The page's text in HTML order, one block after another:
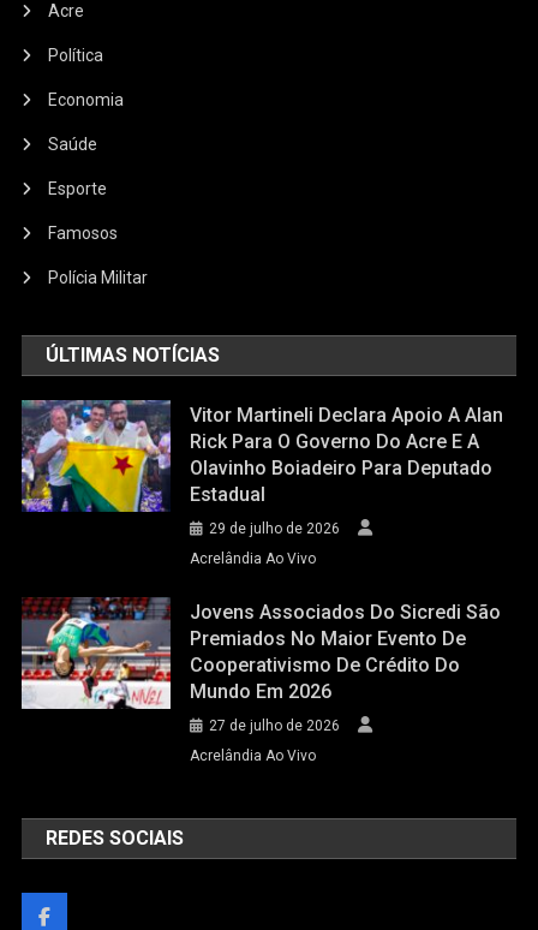
Acre
Política
Economia
Saúde
Esporte
Famosos
Polícia Militar
ÚLTIMAS NOTÍCIAS
Vitor Martineli Declara Apoio A Alan
Rick Para O Governo Do Acre E A
Olavinho Boiadeiro Para Deputado
Estadual
29 de julho de 2026
Acrelândia Ao Vivo
Jovens Associados Do Sicredi São
Premiados No Maior Evento De
Cooperativismo De Crédito Do
Mundo Em 2026
27 de julho de 2026
Acrelândia Ao Vivo
REDES SOCIAIS